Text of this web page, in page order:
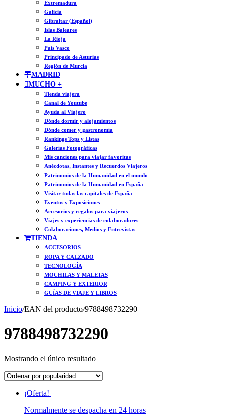
Extremadura
Galicia
Gibraltar (Español)
Islas Baleares
La Rioja
País Vasco
Principado de Asturias
Región de Murcia
MADRID
MUCHO +
Tienda viajera
Canal de Youtube
Ayuda al Viajero
Dónde dormir y alojamientos
Dónde comer y gastronomía
Rankings Tops y Listas
Galerías Fotográficas
Mis canciones para viajar favoritas
Anécdotas, Instantes y Recuerdos Viajeros
Patrimonios de la Humanidad en el mundo
Patrimonios de la Humanidad en España
Visitar todas las capitales de España
Eventos y Exposiciones
Accesorios y regalos para viajeros
Viajes y experiencias de colaboradores
Colaboraciones, Medios y Entrevistas
TIENDA
ACCESORIOS
ROPA Y CALZADO
TECNOLOGÍA
MOCHILAS Y MALETAS
CAMPING Y EXTERIOR
GUÍAS DE VIAJE Y LIBROS
Inicio/EAN del producto/9788498732290
9788498732290
Mostrando el único resultado
¡Oferta!
Normalmente se despacha en 24 horas